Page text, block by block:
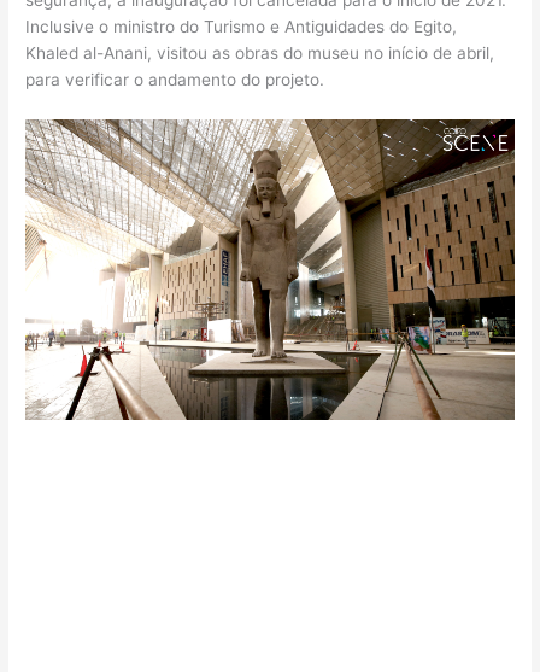
Inclusive o ministro do Turismo e Antiguidades do Egito,
Khaled al-Anani, visitou as obras do museu no início de abril,
para verificar o andamento do projeto.